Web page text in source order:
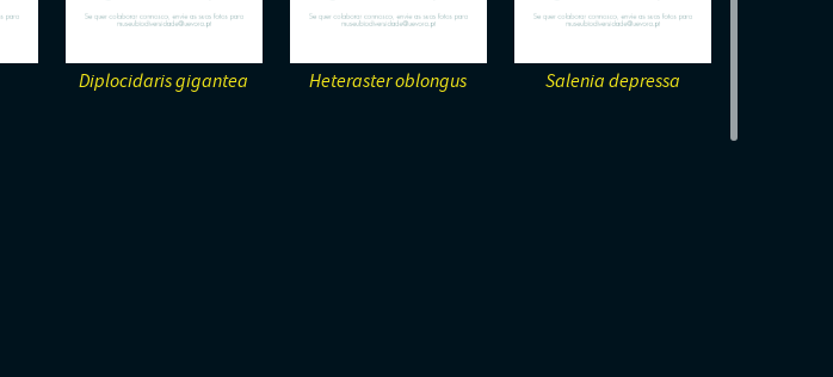
Diplocidaris gigantea Heteraster oblongus Salenia depressa